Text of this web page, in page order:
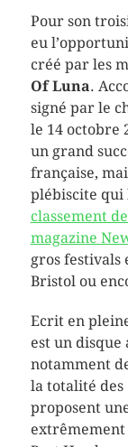
Pour son
eu
créé par les
Of Luna.
signé par le
le 14 octobre
un grand
française,
plébiscite qui
classement
magazine
gros festivals
Bristol ou
Ecrit en
est un
notamment
la totalité des
proposent